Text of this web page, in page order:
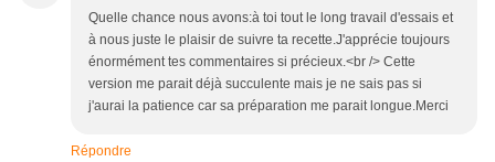
Quelle chance nous avons:à toi tout le long travail d'essais et
à nous juste le plaisir de suivre ta recette.J'apprécie toujours
énormément tes commentaires si précieux.<br /> Cette
version me parait déjà succulente mais je ne sais pas si
j'aurai la patience car sa préparation me parait longue.Merci
Répondre